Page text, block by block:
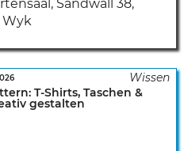
, Sandwall 38,
Wyk
T-Shirts, Taschen &
gestalten